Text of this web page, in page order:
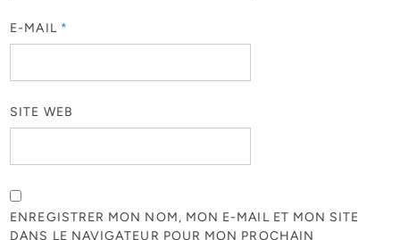
E-MAIL *
SITE WEB
ENREGISTRER MON NOM, MON E-MAIL ET MON SITE
DANS LE NAVIGATEUR POUR MON PROCHAIN